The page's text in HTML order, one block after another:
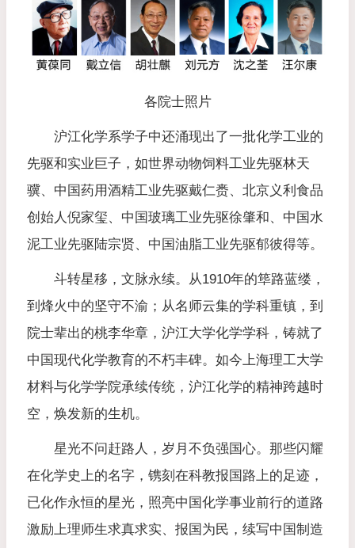
各院士照片
沪江化学系学子中还涌现出了一批化学工业的
先驱和实业巨子，如世界动物饲料工业先驱林天
骥、中国药用酒精工业先驱戴仁赉、北京义利食品
创始人倪家玺、中国玻璃工业先驱徐肇和、中国水
泥工业先驱陆宗贤、中国油脂工业先驱郁彼得等。
斗转星移，文脉永续。从1910年的筚路蓝缕，
到烽火中的坚守不渝；从名师云集的学科重镇，到
院士辈出的桃李华章，沪江大学化学学科，铸就了
中国现代化学教育的不朽丰碑。如今上海理工大学
材料与化学学院承续传统，沪江化学的精神跨越时
空，焕发新的生机。
​星光不问赶路人，岁月不负强国心。那些闪耀
在化学史上的名字，镌刻在科教报国路上的足迹，
已化作永恒的星光，照亮中国化学事业前行的道路
激励上理师生求真求实、报国为民，续写中国制造